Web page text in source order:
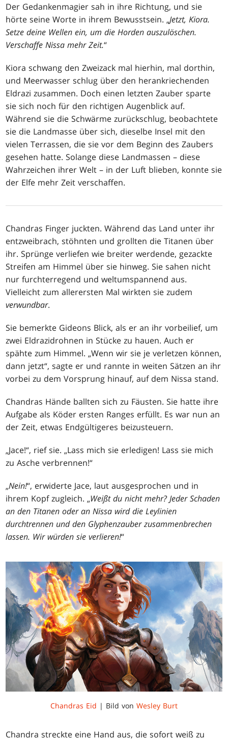
Der Gedankenmagier sah in ihre Richtung, und sie
hörte seine Worte in ihrem Bewusstsein. „Jetzt, Kiora.
Setze deine Wellen ein, um die Horden auszulöschen.
Verschaffe Nissa mehr Zeit.“
Kiora schwang den Zweizack mal hierhin, mal dorthin,
und Meerwasser schlug über den herankriechenden
Eldrazi zusammen. Doch einen letzten Zauber sparte
sie sich noch für den richtigen Augenblick auf.
Während sie die Schwärme zurückschlug, beobachtete
sie die Landmasse über sich, dieselbe Insel mit den
vielen Terrassen, die sie vor dem Beginn des Zaubers
gesehen hatte. Solange diese Landmassen – diese
Wahrzeichen ihrer Welt – in der Luft blieben, konnte sie
der Elfe mehr Zeit verschaffen.
Chandras Finger juckten. Während das Land unter ihr
entzweibrach, stöhnten und grollten die Titanen über
ihr. Sprünge verliefen wie breiter werdende, gezackte
Streifen am Himmel über sie hinweg. Sie sahen nicht
nur furchterregend und weltumspannend aus.
Vielleicht zum allerersten Mal wirkten sie zudem
verwundbar.
Sie bemerkte Gideons Blick, als er an ihr vorbeilief, um
zwei Eldrazidrohnen in Stücke zu hauen. Auch er
spähte zum Himmel. „Wenn wir sie je verletzen können,
dann jetzt“, sagte er und rannte in weiten Sätzen an ihr
vorbei zu dem Vorsprung hinauf, auf dem Nissa stand.
Chandras Hände ballten sich zu Fäusten. Sie hatte ihre
Aufgabe als Köder ersten Ranges erfüllt. Es war nun an
der Zeit, etwas Endgültigeres beizusteuern.
„Jace!“, rief sie. „Lass mich sie erledigen! Lass sie mich
zu Asche verbrennen!“
„Nein!“, erwiderte Jace, laut ausgesprochen und in
ihrem Kopf zugleich. „Weißt du nicht mehr? Jeder Schaden
an den Titanen oder an Nissa wird die Leylinien
durchtrennen und den Glyphenzauber zusammenbrechen
lassen. Wir würden sie verlieren!“
Chandras Eid | Bild von Wesley Burt
Chandra streckte eine Hand aus, die sofort weiß zu